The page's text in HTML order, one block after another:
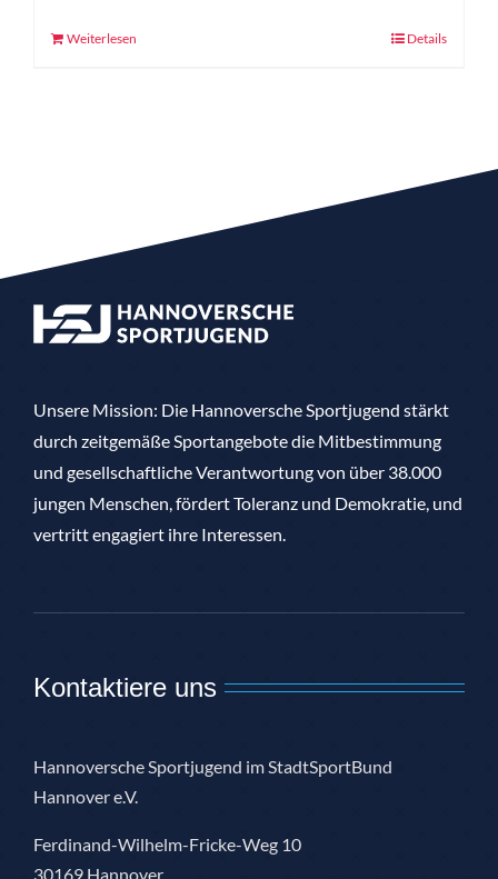
Weiterlesen Details
Unsere Mission: Die Hannoversche Sportjugend stärkt
durch zeitgemäße Sportangebote die Mitbestimmung
und gesellschaftliche Verantwortung von über 38.000
jungen Menschen, fördert Toleranz und Demokratie, und
vertritt engagiert ihre Interessen.
Kontaktiere uns
Hannoversche Sportjugend im StadtSportBund
Hannover e.V.
Ferdinand-Wilhelm-Fricke-Weg 10
30169 Hannover